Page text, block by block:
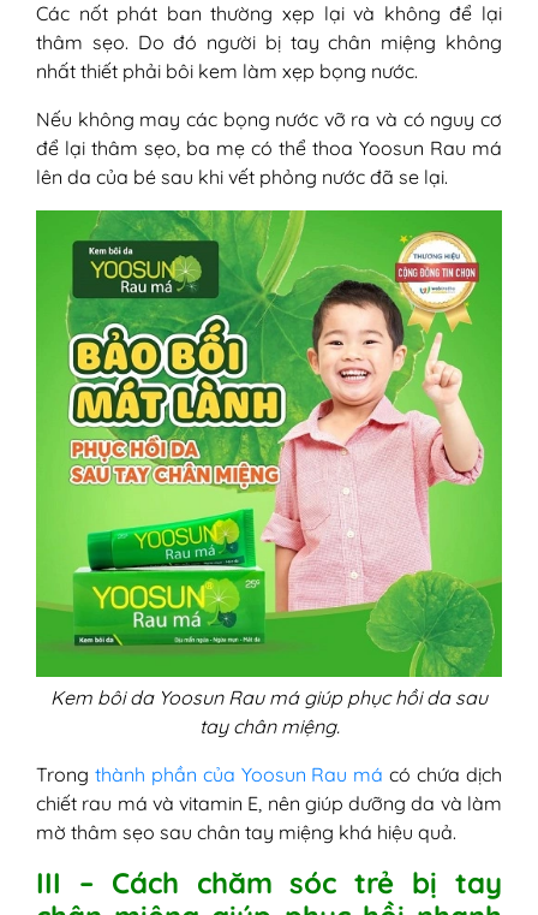
Các nốt phát ban thường xẹp lại và không để lại
thâm sẹo. Do đó người bị tay chân miệng không
nhất thiết phải bôi kem làm xẹp bọng nước.
Nếu không may các bọng nước vỡ ra và có nguy cơ
để lại thâm sẹo, ba mẹ có thể thoa Yoosun Rau má
lên da của bé sau khi vết phỏng nước đã se lại.
Kem bôi da Yoosun Rau má giúp phục hồi da sau
tay chân miệng.
Trong thành phần của Yoosun Rau má có chứa dịch
chiết rau má và vitamin E, nên giúp dưỡng da và làm
mờ thâm sẹo sau chân tay miệng khá hiệu quả.
III – Cách chăm sóc trẻ bị tay